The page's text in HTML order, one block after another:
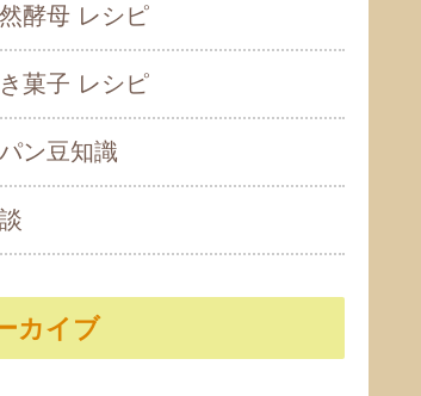
酵母 レシピ
菓子 レシピ
ン豆知識
カイブ